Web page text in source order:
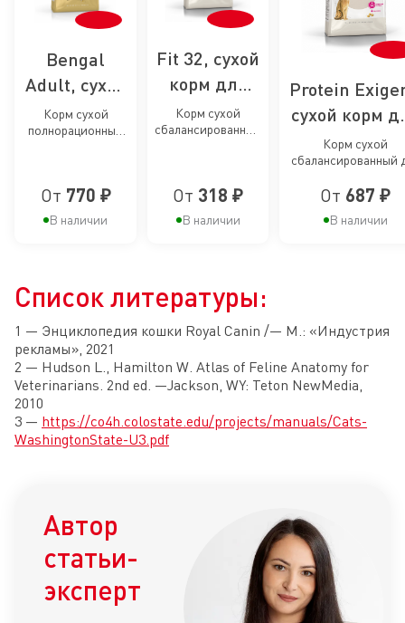
Bengal
Adult, сухой
корм для
кошек
породы
Корм сухой
полнорационный
бенгальской
месяцев
От 770 ₽
В наличии
Fit 32, сухой
корм для
умеренно
активных
Корм сухой
сбалансированный
1 года
От 318 ₽
В наличии
Protein
сухой корм
кошек
Корм сухой
сбалансированный
взрослых кошек
От 687 ₽
В наличии
Список литературы:
1 — Энциклопедия кошки Royal Canin /— М.: «Индустрия
рекламы», 2021
2 — Hudson L., Hamilton W. Atlas of Feline Anatomy for
Veterinarians. 2nd ed. —Jackson, WY: Teton NewMedia,
2010
3 — https://co4h.colostate.edu/projects/manuals/Cats-
WashingtonState-U3.pdf
Автор
статьи-
эксперт